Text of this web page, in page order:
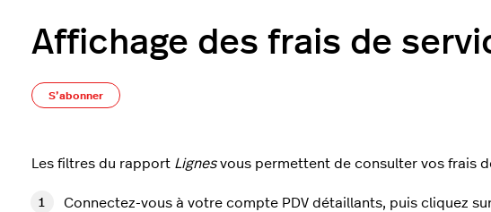
Affichage des frais de
S’abonner
Les filtres du rapport Lignesvous permettent de consulter vos frais
Connectez-vous à votre compte PDV détaillants, puis cliquez